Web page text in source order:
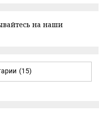
на наши
(15)